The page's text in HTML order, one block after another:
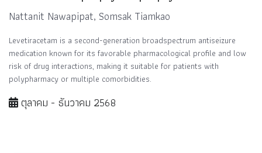
Nattanit Nawapipat, Somsak Tiamkao
Levetiracetam is a second-generation broadspectrum antiseizure
medication known for its favorable pharmacological profile and low
risk of drug interactions, making it suitable for patients with
polypharmacy or multiple comorbidities.
ตุลาคม - ธันวาคม 2568